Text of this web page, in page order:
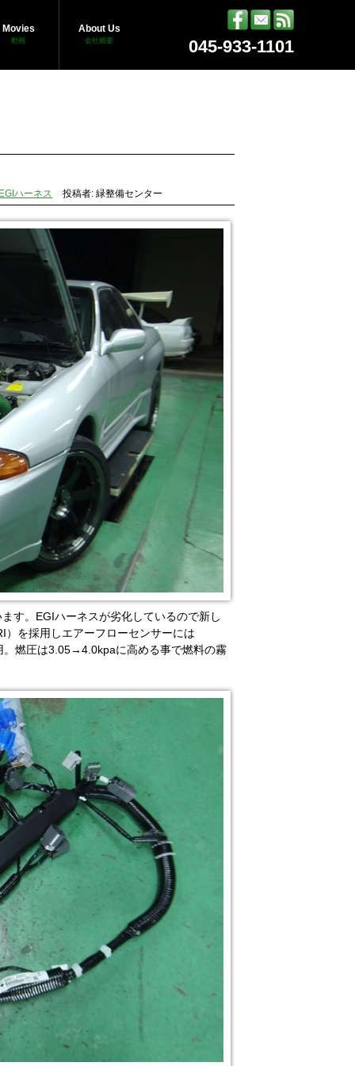
Movies
動画
About Us
会社概要 045-933-1101
ハーネス 投稿者: 緑整備センター
す。EGIハーネスが劣化しているので新し
を採用しエアーフローセンサーには
。燃圧は3.05→4.0kpaに高める事で燃料の霧